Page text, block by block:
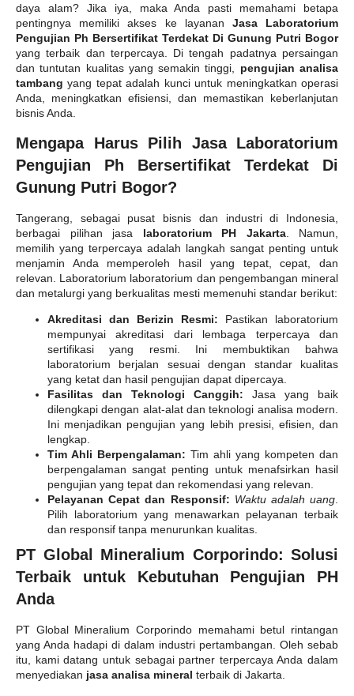
daya alam? Jika iya, maka Anda pasti memahami betapa
pentingnya memiliki akses ke layanan Jasa Laboratorium
Pengujian Ph Bersertifikat Terdekat Di Gunung Putri Bogor
yang terbaik dan terpercaya. Di tengah padatnya persaingan
dan tuntutan kualitas yang semakin tinggi, pengujian analisa
tambang yang tepat adalah kunci untuk meningkatkan operasi
Anda, meningkatkan efisiensi, dan memastikan keberlanjutan
bisnis Anda.
Mengapa Harus Pilih Jasa Laboratorium
Pengujian Ph Bersertifikat Terdekat Di
Gunung Putri Bogor?
Tangerang, sebagai pusat bisnis dan industri di Indonesia,
berbagai pilihan jasa laboratorium PH Jakarta. Namun,
memilih yang terpercaya adalah langkah sangat penting untuk
menjamin Anda memperoleh hasil yang tepat, cepat, dan
relevan. Laboratorium laboratorium dan pengembangan mineral
dan metalurgi yang berkualitas mesti memenuhi standar berikut:
Akreditasi dan Berizin Resmi: Pastikan laboratorium
mempunyai akreditasi dari lembaga terpercaya dan
sertifikasi yang resmi. Ini membuktikan bahwa
laboratorium berjalan sesuai dengan standar kualitas
yang ketat dan hasil pengujian dapat dipercaya.
Fasilitas dan Teknologi Canggih: Jasa yang baik
dilengkapi dengan alat-alat dan teknologi analisa modern.
Ini menjadikan pengujian yang lebih presisi, efisien, dan
lengkap.
Tim Ahli Berpengalaman: Tim ahli yang kompeten dan
berpengalaman sangat penting untuk menafsirkan hasil
pengujian yang tepat dan rekomendasi yang relevan.
Pelayanan Cepat dan Responsif: Waktu adalah uang.
Pilih laboratorium yang menawarkan pelayanan terbaik
dan responsif tanpa menurunkan kualitas.
PT Global Mineralium Corporindo: Solusi
Terbaik untuk Kebutuhan Pengujian PH
Anda
PT Global Mineralium Corporindo memahami betul rintangan
yang Anda hadapi di dalam industri pertambangan. Oleh sebab
itu, kami datang untuk sebagai partner terpercaya Anda dalam
menyediakan jasa analisa mineral terbaik di Jakarta.